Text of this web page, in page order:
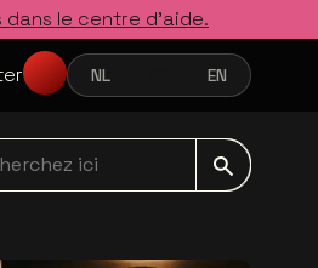
le centre d’aide.
NEDERLANDS
NL FRANÇAISENGLISH
EN
ici navbar